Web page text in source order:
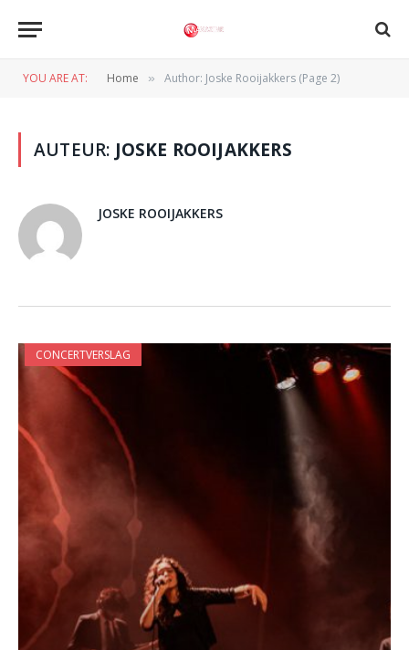
YOU ARE AT: Home » Author: Joske Rooijakkers (Page 2)
AUTEUR: JOSKE ROOIJAKKERS
JOSKE ROOIJAKKERS
CONCERTVERSLAG